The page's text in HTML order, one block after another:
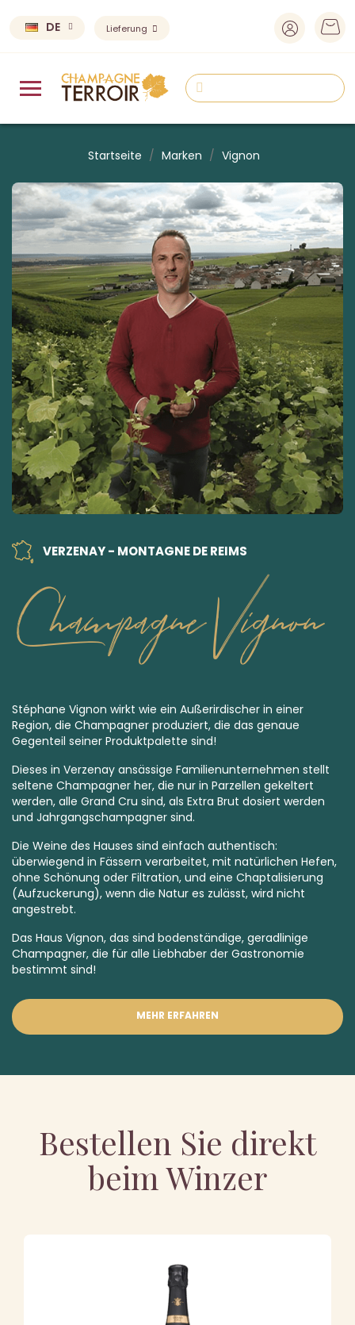
DE Lieferung
Startseite Marken Vignon
VERZENAY - MONTAGNE DE REIMS
Champagne Vignon
Stéphane Vignon wirkt wie ein Außerirdischer in einer
Region, die Champagner produziert, die das genaue
Gegenteil seiner Produktpalette sind!
Dieses in Verzenay ansässige Familienunternehmen stellt
seltene Champagner her, die nur in Parzellen gekeltert
werden, alle Grand Cru sind, als Extra Brut dosiert werden
und Jahrgangschampagner sind.
Die Weine des Hauses sind einfach authentisch:
überwiegend in Fässern verarbeitet, mit natürlichen Hefen,
ohne Schönung oder Filtration, und eine Chaptalisierung
(Aufzuckerung), wenn die Natur es zulässt, wird nicht
angestrebt.
Das Haus Vignon, das sind bodenständige, geradlinige
Champagner, die für alle Liebhaber der Gastronomie
bestimmt sind!
MEHR ERFAHREN
Bestellen Sie direkt
beim Winzer